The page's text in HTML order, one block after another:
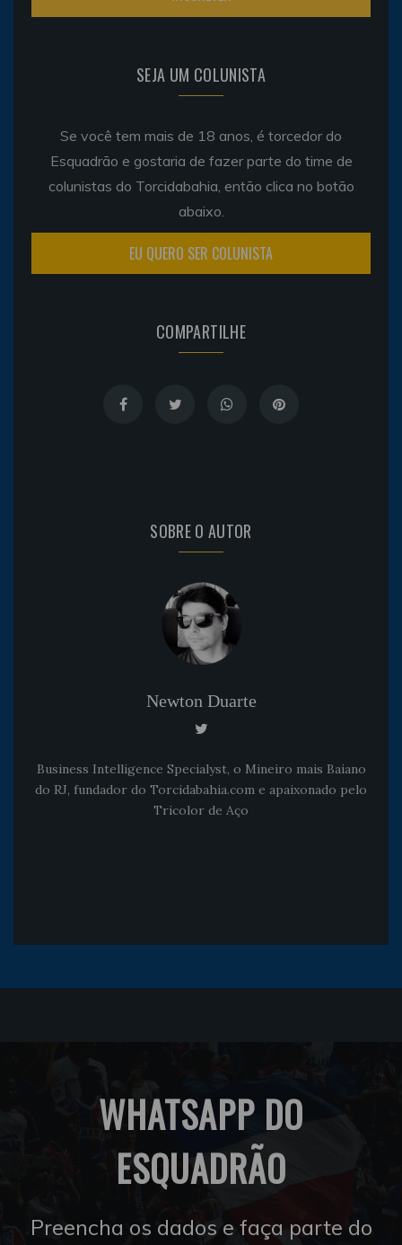
SEJA UM COLUNISTA
Se você tem mais de 18 anos, é torcedor do
Esquadrão e gostaria de fazer parte do time de
colunistas do Torcidabahia, então clica no botão
abaixo.
EU QUERO SER COLUNISTA
COMPARTILHE
SOBRE O AUTOR
Newton Duarte
Business Intelligence Specialyst, o Mineiro mais Baiano
do RJ, fundador do Torcidabahia.com e apaixonado pelo
Tricolor de Aço
WHATSAPP DO
ESQUADRÃO
Preencha os dados e faça parte do